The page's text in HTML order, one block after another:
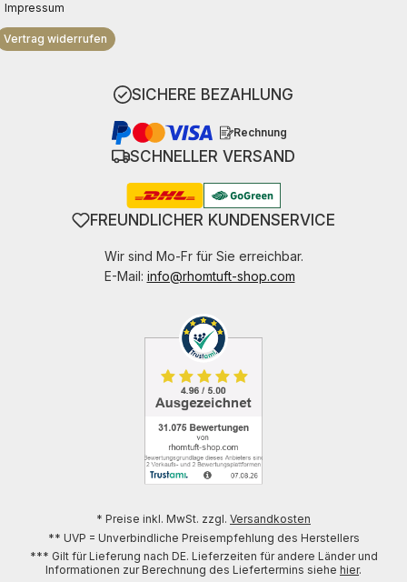
Impressum
Vertrag widerrufen
SICHERE BEZAHLUNG
Rechnung
SCHNELLER VERSAND
FREUNDLICHER KUNDENSERVICE
Wir sind Mo-Fr für Sie erreichbar.
E-Mail: info@rhomtuft-shop.com
* Preise inkl. MwSt. zzgl. Versandkosten
** UVP = Unverbindliche Preisempfehlung des Herstellers
*** Gilt für Lieferung nach DE. Lieferzeiten für andere Länder und
Informationen zur Berechnung des Liefertermins siehe hier.